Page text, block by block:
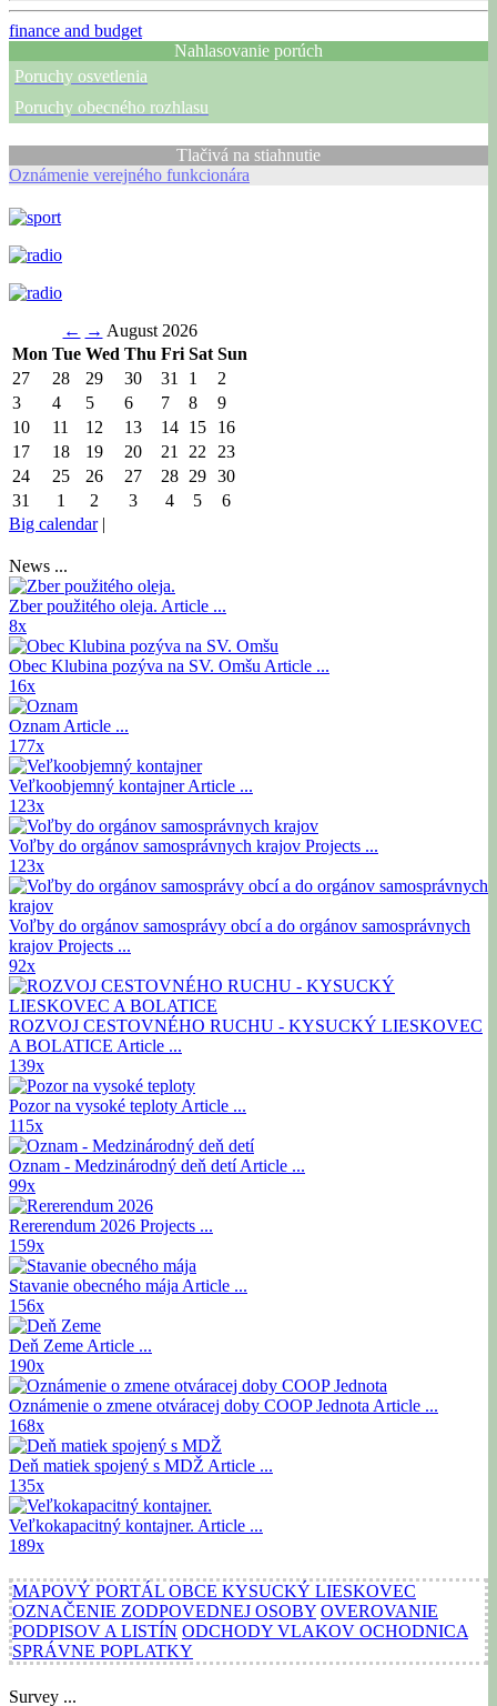
finance and budget
Nahlasovanie porúch
Poruchy osvetlenia
Poruchy obecného rozhlasu
Tlačivá na stiahnutie
Oznámenie verejného funkcionára
← → August 2026
Mon Tue Wed Thu Fri Sat Sun
27
28 29 30 31 1
2
3
4 5 6 7 8
9
10
11 12 13 14 15
16
17
18 19 20 21 22
23
24
25 26 27 28 29 30
31
1 2 3 4 5
6
Big calendar|
News ...
Zber použitého oleja. Article ...
8x
Obec Klubina pozýva na SV. Omšu Article ...
16x
Oznam Article ...
177x
Veľkoobjemný kontajnerArticle ...
123x
Voľby do orgánov samosprávnych krajov Projects ...
123x
Voľby do orgánov samosprávy obcí a do orgánov samosprávnych
krajov Projects ...
92x
ROZVOJ CESTOVNÉHO RUCHU - KYSUCKÝ LIESKOVEC
A BOLATICE Article ...
139x
Pozor na vysoké teploty Article ...
115x
Oznam - Medzinárodný deň detíArticle ...
99x
Rererendum 2026 Projects ...
159x
Stavanie obecného mája Article ...
156x
Deň Zeme Article ...
190x
Oznámenie o zmene otváracej doby COOP Jednota Article ...
168x
Deň matiek spojený s MDŽ Article ...
135x
Veľkokapacitný kontajner. Article ...
189x
MAPOVÝ PORTÁL OBCE KYSUCKÝ LIESKOVEC
OZNAČENIE ZODPOVEDNEJ OSOBY OVEROVANIE
PODPISOV A LISTÍN ODCHODY VLAKOV OCHODNICA
SPRÁVNE POPLATKY
Survey ...